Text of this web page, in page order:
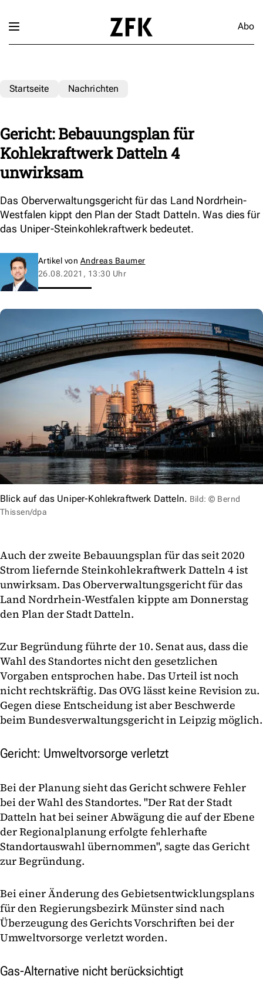
Abo
Startseite Nachrichten
Gericht: Bebauungsplan für
Kohlekraftwerk Datteln 4
unwirksam
Das Oberverwaltungsgericht für das Land Nordrhein-
Westfalen kippt den Plan der Stadt Datteln. Was dies für
das Uniper-Steinkohlekraftwerk bedeutet.
Artikel von Andreas Baumer
26.08.2021, 13:30 Uhr
Blick auf das Uniper-Kohlekraftwerk Datteln. Bild: © Bernd
Thissen/dpa
Auch der zweite Bebauungsplan für das seit 2020
Strom liefernde Steinkohlekraftwerk Datteln 4 ist
unwirksam. Das Oberverwaltungsgericht für das
Land Nordrhein-Westfalen kippte am Donnerstag
den Plan der Stadt Datteln.
Zur Begründung führte der 10. Senat aus, dass die
Wahl des Standortes nicht den gesetzlichen
Vorgaben entsprochen habe. Das Urteil ist noch
nicht rechtskräftig. Das OVG lässt keine Revision zu.
Gegen diese Entscheidung ist aber Beschwerde
beim Bundesverwaltungsgericht in Leipzig möglich.
Gericht: Umweltvorsorge verletzt
Bei der Planung sieht das Gericht schwere Fehler
bei der Wahl des Standortes. "Der Rat der Stadt
Datteln hat bei seiner Abwägung die auf der Ebene
der Regionalplanung erfolgte fehlerhafte
Standortauswahl übernommen", sagte das Gericht
zur Begründung.
Bei einer Änderung des Gebietsentwicklungsplans
für den Regierungsbezirk Münster sind nach
Überzeugung des Gerichts Vorschriften bei der
Umweltvorsorge verletzt worden.
Gas-Alternative nicht berücksichtigt